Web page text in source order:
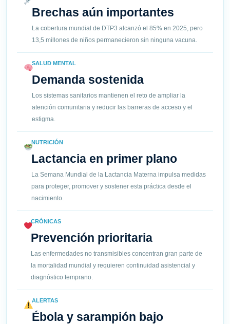
Brechas aún importantes
La cobertura mundial de DTP3 alcanzó el 85% en 2025, pero
13,5 millones de niños permanecieron sin ninguna vacuna.
SALUD MENTAL
Demanda sostenida
Los sistemas sanitarios mantienen el reto de ampliar la
atención comunitaria y reducir las barreras de acceso y el
estigma.
NUTRICIÓN
Lactancia en primer plano
La Semana Mundial de la Lactancia Materna impulsa medidas
para proteger, promover y sostener esta práctica desde el
nacimiento.
CRÓNICAS
Prevención prioritaria
Las enfermedades no transmisibles concentran gran parte de
la mortalidad mundial y requieren continuidad asistencial y
diagnóstico temprano.
ALERTAS
Ébola y sarampión bajo